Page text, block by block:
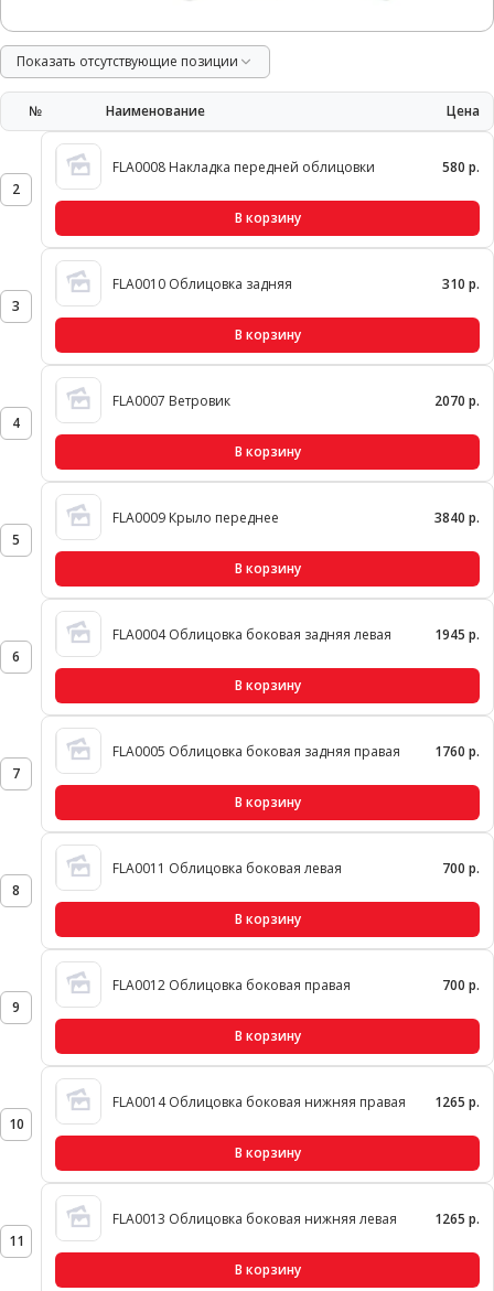
Показать отсутствующие позиции
№ Наименование Цена
2
FLA0008 Накладка передней облицовки 580 р.
В корзину
3
FLA0010 Облицовка задняя 310 р.
В корзину
4
FLA0007 Ветровик 2070 р.
В корзину
5
FLA0009 Крыло переднее 3840 р.
В корзину
6
FLA0004 Облицовка боковая задняя левая 1945 р.
В корзину
7
FLA0005 Облицовка боковая задняя правая 1760 р.
В корзину
8
FLA0011 Облицовка боковая левая 700 р.
В корзину
9
FLA0012 Облицовка боковая правая 700 р.
В корзину
10
FLA0014 Облицовка боковая нижняя правая 1265 р.
В корзину
11
FLA0013 Облицовка боковая нижняя левая 1265 р.
В корзину